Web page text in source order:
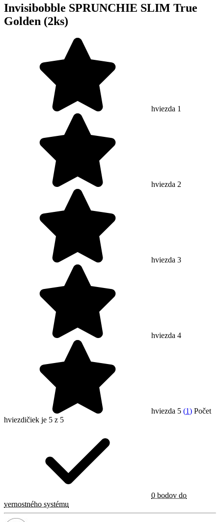
Invisibobble SPRUNCHIE SLIM True
Golden (2ks)
hviezda 1
hviezda 2
hviezda 3
hviezda 4
hviezda 5 (1) Počet
hviezdičiek je 5 z 5
0 bodov do
vernostného systému